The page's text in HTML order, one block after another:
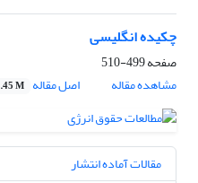
چکیده انگلیسی
صفحه499-510
مشاهده مقاله
اصل مقاله M
مقالات آماده انتشار